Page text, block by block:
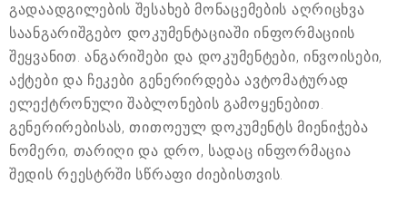
გადაადგილების შესახებ მონაცემების აღრიცხვა
საანგარიშგებო დოკუმენტაციაში ინფორმაციის
შეყვანით. ანგარიშები და დოკუმენტები, ინვოისები,
აქტები და ჩეკები გენერირდება ავტომატურად
ელექტრონული შაბლონების გამოყენებით.
გენერირებისას, თითოეულ დოკუმენტს მიენიჭება
ნომერი, თარიღი და დრო, სადაც ინფორმაცია
შედის რეესტრში სწრაფი ძიებისთვის.